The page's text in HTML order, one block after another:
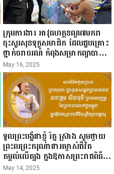
ក្រុមការងារ អាវុធហត្ថខណ្ឌ៧មករា
ចុះសួរសុខទុក្ខសមាជិក ដែលជួបគ្រោះ
ថ្នាក់ចរាចរណ៍ កំពុងសម្រាកព្យាបាល
នៅមន្ទីរពេទ្យ!
May 16, 2025
ទូលព្រះបង្គំជាខ្ញុំ រ័ត្ន ស្រ៊ាង សូមថ្វាយ
ព្រះពរព្រះករុណាជាអម្ចាស់ជីវិត
តម្កល់លើត្បូង ក្នុងឱកាសព្រះរាជពិធី
ចម្រើនព្រះជន្ម គម្រប់ខួប៧២ យាងចូល
May 14, 2025